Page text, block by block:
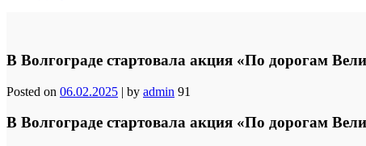
В Волгограде стартовала акция «По дорогам
Posted on 06.02.2025 | by admin 91
В Волгограде стартовала акция «По дорогам